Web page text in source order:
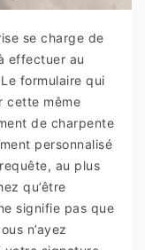
se charge de
effectuer au
formulaire qui
cette même
de charpente
personnalisé
au plus
qu’être
signifie pas que
n’ayez